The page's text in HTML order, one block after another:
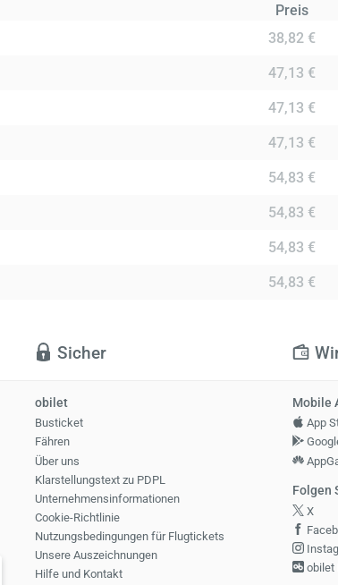
Preis
38,82 €
47,13 €
47,13 €
47,13 €
54,83 €
54,83 €
54,83 €
54,83 €
Sicher
obilet
Busticket
Fähren
Über uns
Klarstellungstext zu PDPL
Unternehmensinformationen
Cookie-Richtlinie
Nutzungsbedingungen für Flugtickets
Unsere Auszeichnungen
Hilfe und Kontakt
Mobile
App
Folgen
X
obilet